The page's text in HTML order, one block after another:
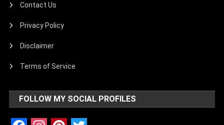
Contact Us
Privacy Policy
Disclaimer
Terms of Service
FOLLOW MY SOCIAL PROFILES